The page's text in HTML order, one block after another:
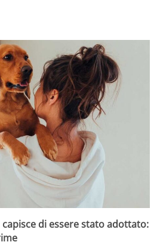
di essere stato adottato: